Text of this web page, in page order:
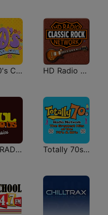
The 60's Channel HD Radio - Classic Rock
SOUL RADIO Classics Totally 70s Radio Network